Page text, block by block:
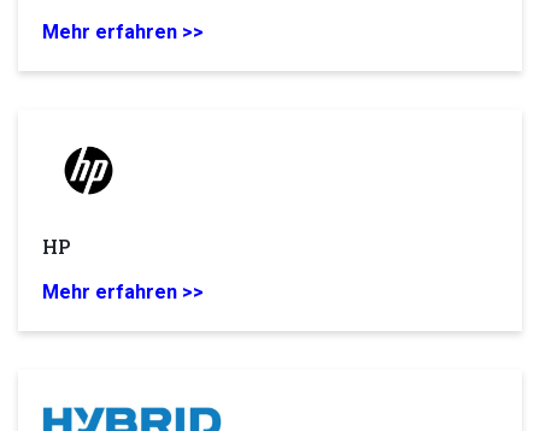
Mehr erfahren >>
HP
Mehr erfahren >>